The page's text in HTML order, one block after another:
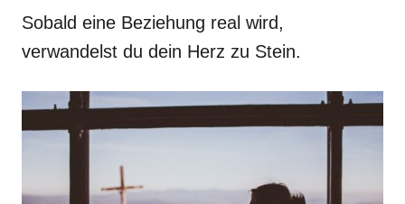
Sobald eine Beziehung real wird,
verwandelst du dein Herz zu Stein.